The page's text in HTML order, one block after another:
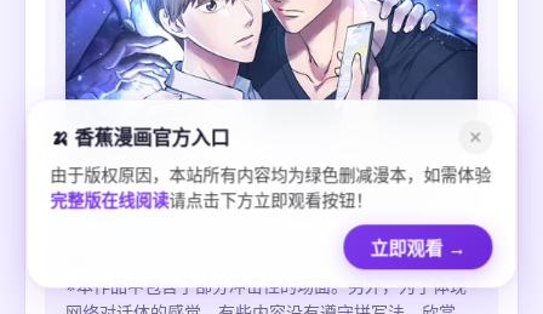
已故恋人的邮件
作者 类型
都市 / 剧情 / 悬疑
※本作品中包含了部分冲击性的场面。另外，为了体现
🍌 香蕉漫画官方入口 ✕
由于版权原因，本站所有内容均为绿色删减漫本，如需体验
完整版在线阅读请点击下方立即观看按钮！
立即观看 →